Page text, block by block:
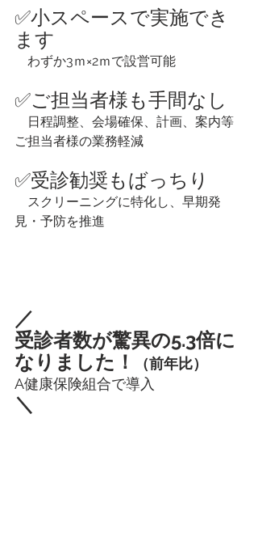
✅小スペースで実施でき
ます
わずか3ｍ×2ｍで設営可能
✅ご担当者様も手間なし
日程調整、会場確保、計画、案内等
ご担当者様の業務軽減
✅受診勧奨もばっちり
スクリーニングに特化し、早期発
見・予防を推進
／
受診者数が驚異の5.3倍に
なりました！
（前年比）
A健康保険組合で導入
＼